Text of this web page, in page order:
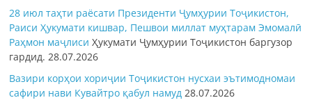
28 июл таҳти раёсати Президенти Ҷумҳурии Тоҷикистон,
Раиси Ҳукумати кишвар, Пешвои миллат муҳтарам Эмомалӣ
Раҳмон маҷлисиҲукумати Ҷумҳурии Тоҷикистон баргузор
гардид.28.07.2026
Вазири корҳои хориҷии Тоҷикистон нусхаи эътимодномаи
сафири нави Кувайтро қабул намуд 28.07.2026